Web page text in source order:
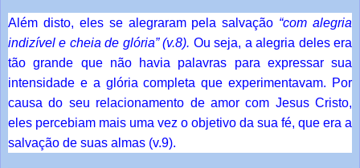
Além disto, eles se alegraram pela salvação “com alegria
indizível e cheia de glória” (v.8). Ou seja, a alegria deles era
tão grande que não havia palavras para expressar sua
intensidade e a glória completa que experimentavam. Por
causa do seu relacionamento de amor com Jesus Cristo,
eles percebiam mais uma vez o objetivo da sua fé, que era a
salvação de suas almas (v.9).